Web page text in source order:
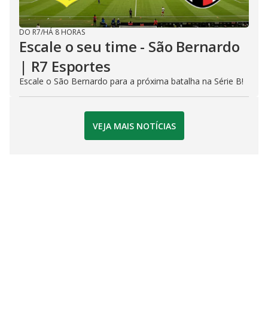
DO R7/HÁ 8 HORAS
Escale o seu time - São Bernardo
| R7 Esportes
Escale o São Bernardo para a próxima batalha na Série B!
VEJA MAIS NOTÍCIAS